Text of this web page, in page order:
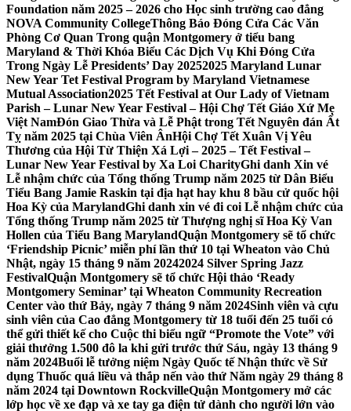
Foundation năm 2025 – 2026 cho Học sinh trường cao đẳng
NOVA Community CollegeThông Báo Đóng Cửa Các Văn
Phòng Cơ Quan Trong quận Montgomery ở tiểu bang
Maryland & Thời Khóa Biểu Các Dịch Vụ Khi Đóng Cửa
Trong Ngày Lễ Presidents’ Day 20252025 Maryland Lunar
New Year Tet Festival Program by Maryland Vietnamese
Mutual Association2025 Tết Festival at Our Lady of Vietnam
Parish – Lunar New Year Festival – Hội Chợ Tết Giáo Xứ Mẹ
Việt NamĐón Giao Thừa và Lễ Phật trong Tết Nguyên đán Ất
Tỵ năm 2025 tại Chùa Viên ÂnHội Chợ Tết Xuân Vị Yêu
Thương của Hội Từ Thiện Xá Lợi – 2025 – Tết Festival –
Lunar New Year Festival by Xa Loi CharityGhi danh Xin vé
Lễ nhậm chức của Tổng thống Trump năm 2025 từ Dân Biểu
Tiểu Bang Jamie Raskin tại địa hạt hay khu 8 bầu cử quốc hội
Hoa Kỳ của MarylandGhi danh xin vé đi coi Lễ nhậm chức của
Tổng thống Trump năm 2025 từ Thượng nghị sĩ Hoa Kỳ Van
Hollen của Tiểu Bang MarylandQuận Montgomery sẽ tổ chức
‘Friendship Picnic’ miễn phí lần thứ 10 tại Wheaton vào Chủ
Nhật, ngày 15 tháng 9 năm 20242024 Silver Spring Jazz
FestivalQuận Montgomery sẽ tổ chức Hội thảo ‘Ready
Montgomery Seminar’ tại Wheaton Community Recreation
Center vào thứ Bảy, ngày 7 tháng 9 năm 2024Sinh viên và cựu
sinh viên của Cao đẳng Montgomery từ 18 tuổi đến 25 tuổi có
thể gửi thiết kế cho Cuộc thi biểu ngữ “Promote the Vote” với
giải thưởng 1.500 đô la khi gửi trước thứ Sáu, ngày 13 tháng 9
năm 2024Buổi lễ tưởng niệm Ngày Quốc tế Nhận thức về Sử
dụng Thuốc quá liều và thắp nến vào thứ Năm ngày 29 tháng 8
năm 2024 tại Downtown RockvilleQuận Montgomery mở các
lớp học về xe đạp và xe tay ga điện tử dành cho người lớn vào